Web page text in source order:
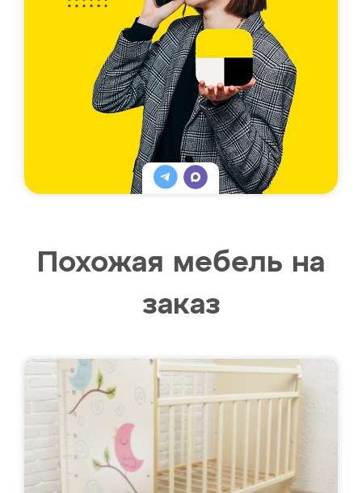
Похожая мебель на
заказ